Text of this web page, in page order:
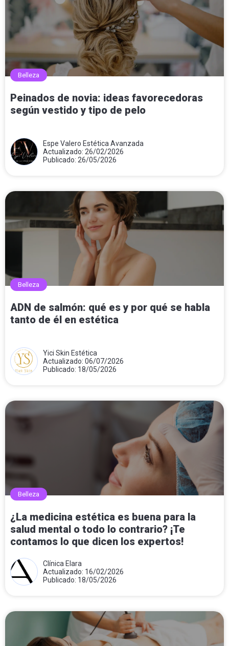
Belleza
Peinados de novia: ideas favorecedoras
según vestido y tipo de pelo
Espe Valero Estética Avanzada
Actualizado: 26/02/2026
Publicado: 26/05/2026
Belleza
ADN de salmón: qué es y por qué se habla
tanto de él en estética
Yici Skin Estética
Actualizado: 06/07/2026
Publicado: 18/05/2026
Belleza
¿La medicina estética es buena para la
salud mental o todo lo contrario? ¡Te
contamos lo que dicen los expertos!
Clínica Elara
Actualizado: 16/02/2026
Publicado: 18/05/2026